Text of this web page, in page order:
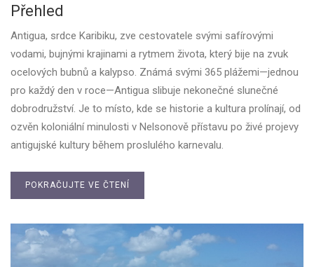
Přehled
Antigua, srdce Karibiku, zve cestovatele svými safírovými
vodami, bujnými krajinami a rytmem života, který bije na zvuk
ocelových bubnů a kalypso. Známá svými 365 plážemi—jednou
pro každý den v roce—Antigua slibuje nekonečné slunečné
dobrodružství. Je to místo, kde se historie a kultura prolínají, od
ozvěn koloniální minulosti v Nelsonově přístavu po živé projevy
antigujské kultury během proslulého karnevalu.
POKRAČUJTE VE ČTENÍ